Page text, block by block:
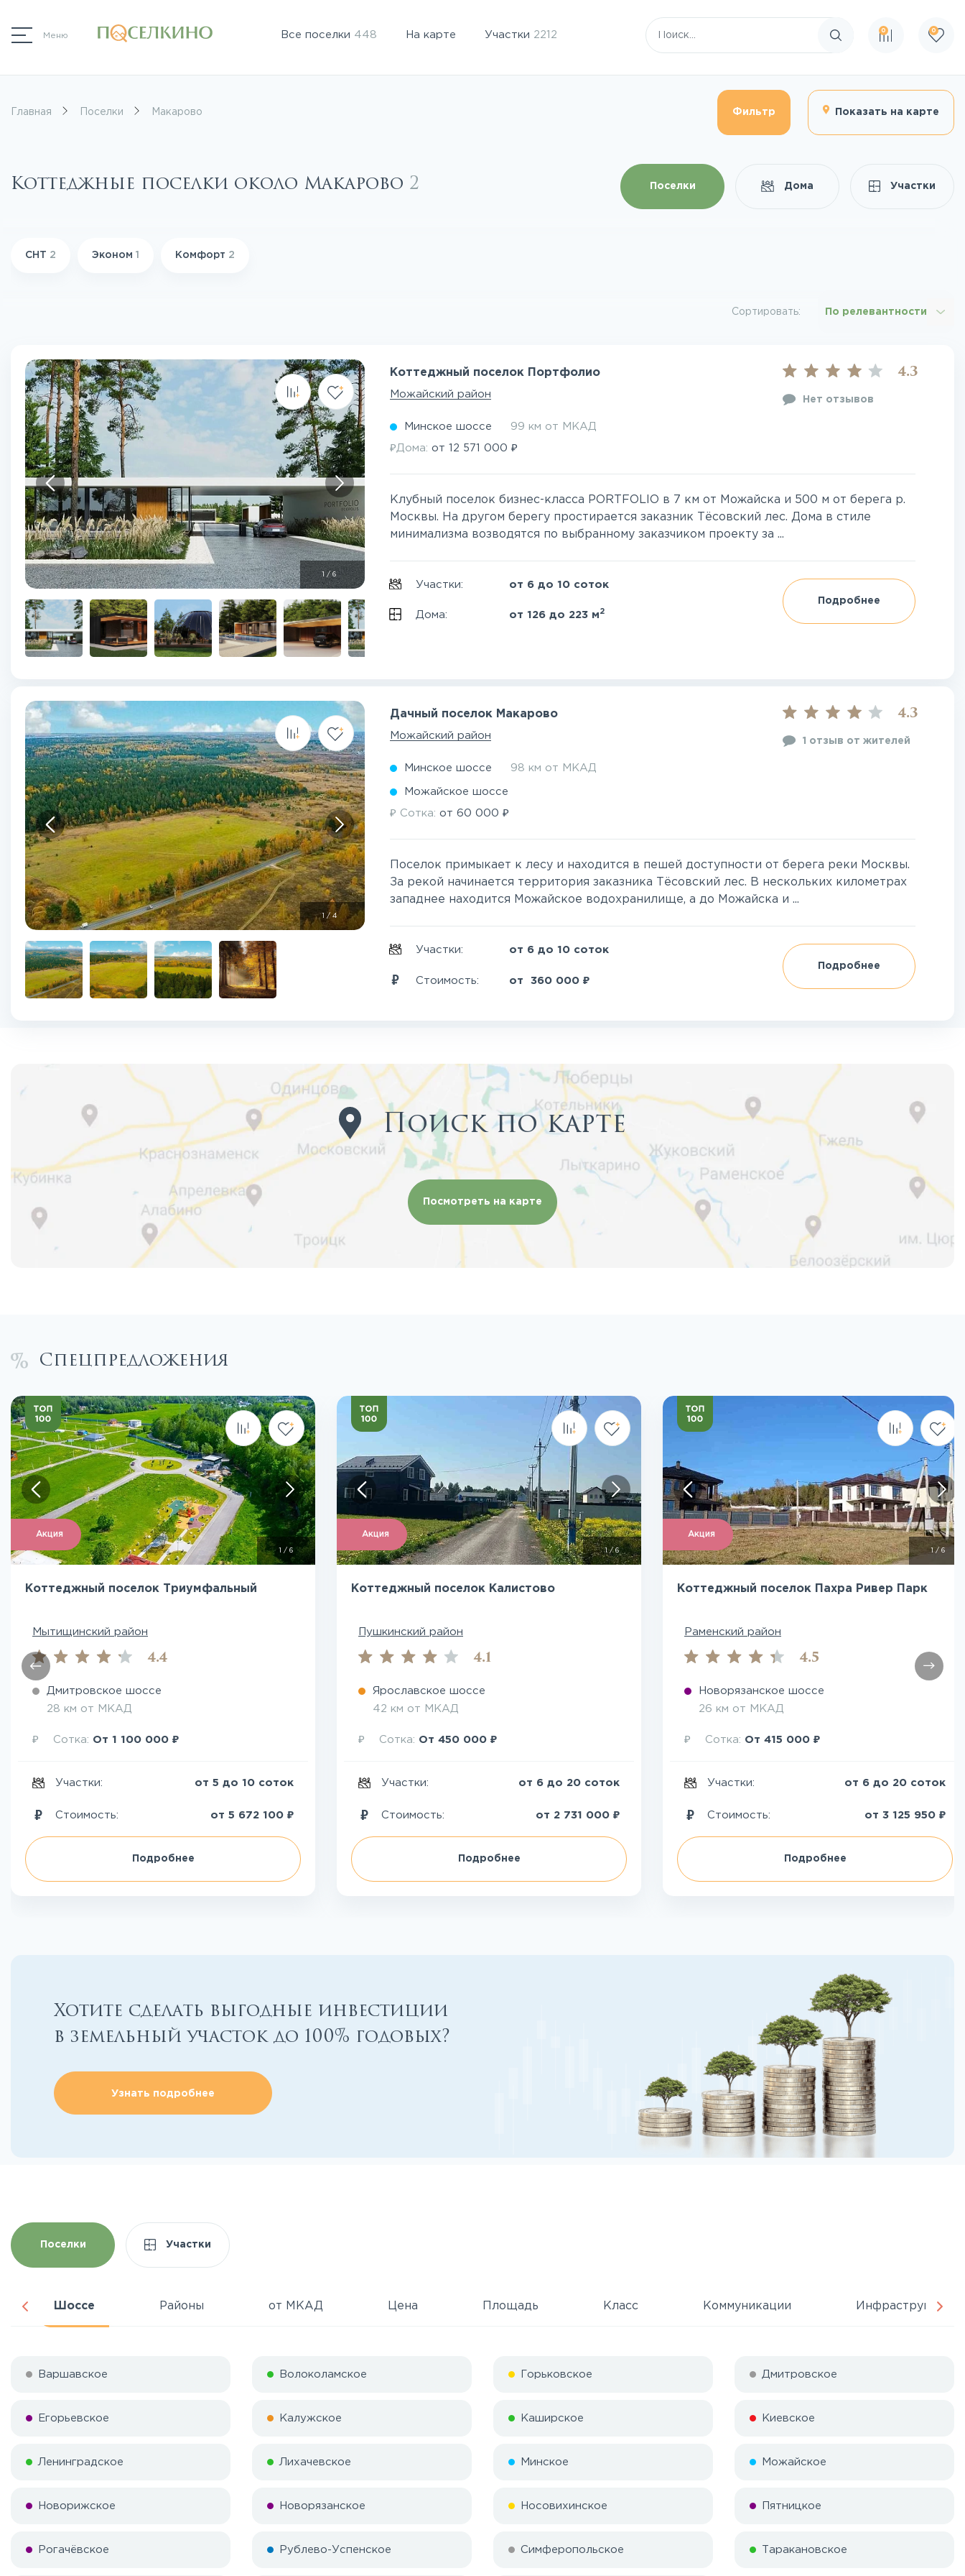
Меню Все поселки 448 На карте Участки 2212
Поиск по сайту
0 0
Главная Поселки Макарово Фильтр Показать на карте
Коттеджные поселки около Макарово 2 Поселки Дома Участки
СНТ 2 Эконом 1 Комфорт 2
Сортировать: По релевантности
1 /6
Коттеджный поселок Портфолио
Можайский район
4.3
Нет отзывов
Минское шоссе 99 км от МКАД
₽Дома:от12 571 000 ₽
Клубный поселок бизнес-класса PORTFOLIO в 7 км от Можайска и 500 м от берега р.
Москвы. На другом берегу простирается заказник Тёсовский лес. Дома в стиле
минимализма возводятся по выбранному заказчиком проекту за ...
Участки: от 6 до 10 соток
Дома: от 126 до 223 м 2
Подробнее
/4
Дачный поселок Макарово
Можайский район
4.3
1 отзыв от жителей
Минское шоссе 98 км от МКАД
Можайское шоссе
₽ Сотка:от60 000 ₽
Поселок примыкает к лесу и находится в пешей доступности от берега реки Москвы.
За рекой начинается территория заказника Тёсовский лес. В нескольких километрах
западнее находится Можайское водохранилище, а до Можайска и ...
Участки: от 6 до 10 соток
Стоимость: от360 000 ₽
Подробнее
Поиск по карте
Посмотреть на карте
Спецпредложения
Акция
/ 6
Коттеджный поселок Триумфальный
Мытищинский район
4.4
Дмитровское шоссе
28 км от МКАД
₽ Сотка: От 1 100 000 ₽
Участки: от 5 до 10 соток
Стоимость: от 5 672 100 ₽
Подробнее
Посмотреть все фото
Акция
1/6
Коттеджный поселок Калистово
Пушкинский район
4.1
Ярославское шоссе
42 км от МКАД
₽ Сотка: От 450 000 ₽
Участки: от 6 до 20 соток
Стоимость: от 2 731 000 ₽
Подробнее
Посмотреть все фото
Акция
1/ 6
Коттеджный поселок Пахра Ривер Парк
Раменский район
4.5
Новорязанское шоссе
26 км от МКАД
₽ Сотка: От 415 000 ₽
Участки: от 6 до 20 соток
Стоимость: от 3 125 950 ₽
Подробнее
Посмотреть все фото
Хотите сделать выгодные инвестиции
в земельный участок до 100% годовых?
Узнать подробнее
Поселки Участки
Шоссе Районы от МКАД Цена Площадь Класс Коммуникации Инфраструктура
Варшавское Волоколамское Горьковское Дмитровское
Егорьевское Калужское Каширское Киевское
Ленинградское Лихачевское Минское Можайское
Новорижское Новорязанское Носовихинское Пятницкое
Рогачёвское Рублево-Успенское Симферопольское Таракановское